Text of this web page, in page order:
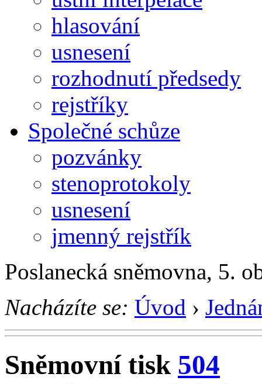
hlasování
usnesení
rozhodnutí předsedy
rejstříky
Společné schůze
pozvánky
stenoprotokoly
usnesení
jmenný rejstřík
Poslanecká sněmovna, 5.
Nacházíte se: Úvod ›
Sněmovní tisk 504